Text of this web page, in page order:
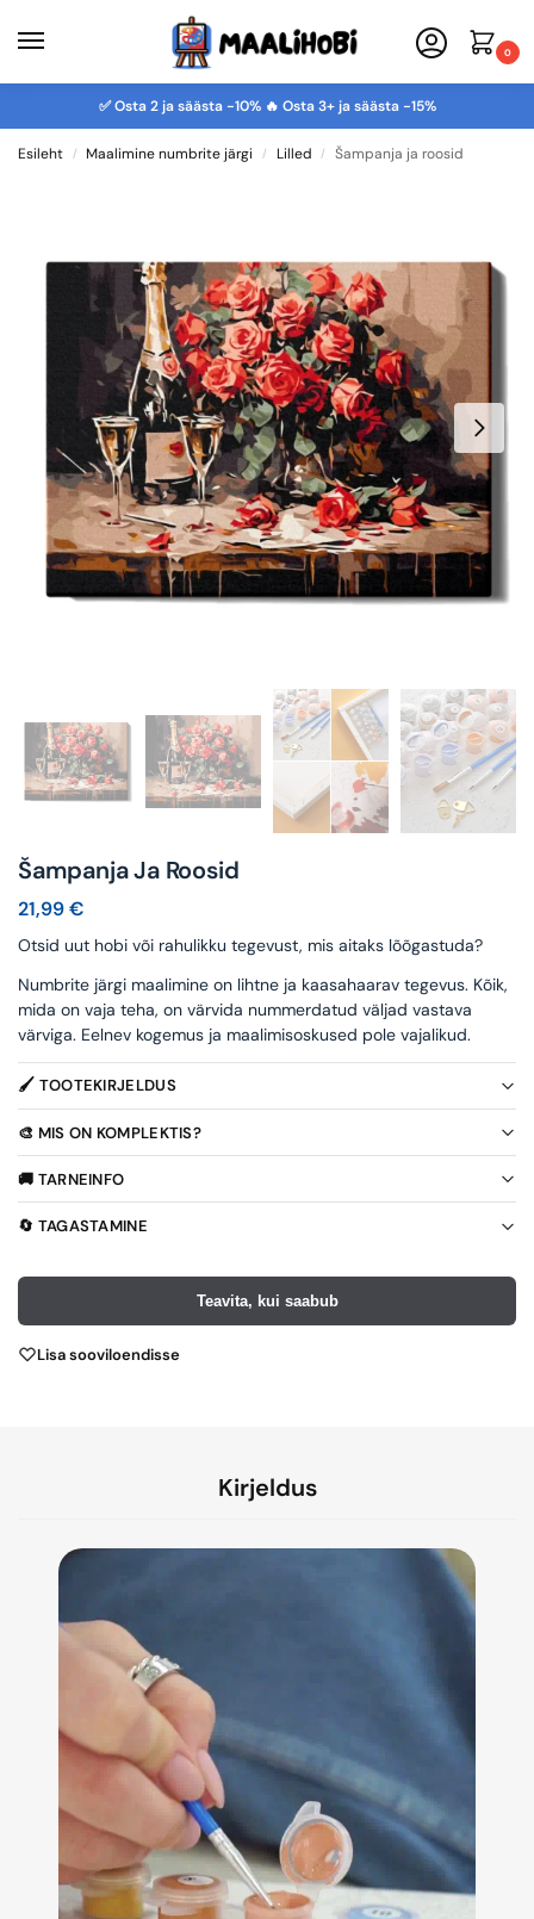
0
✅ Osta 2 ja säästa -10% 🔥 Osta 3+ ja säästa -15%
Esileht / Maalimine numbrite järgi / Lilled / Šampanja ja roosid
Šampanja Ja Roosid
21,99€
Otsid uut hobi või rahulikku tegevust, mis aitaks lõõgastuda?
Numbrite järgi maalimine on lihtne ja kaasahaarav tegevus. Kõik,
mida on vaja teha, on värvida nummerdatud väljad vastava
värviga. Eelnev kogemus ja maalimisoskused pole vajalikud.
🖌️ TOOTEKIRJELDUS
🎨 MIS ON KOMPLEKTIS?
🚚 TARNEINFO
🔄 TAGASTAMINE
Teavita, kui saabub
Lisa sooviloendisse
Kirjeldus